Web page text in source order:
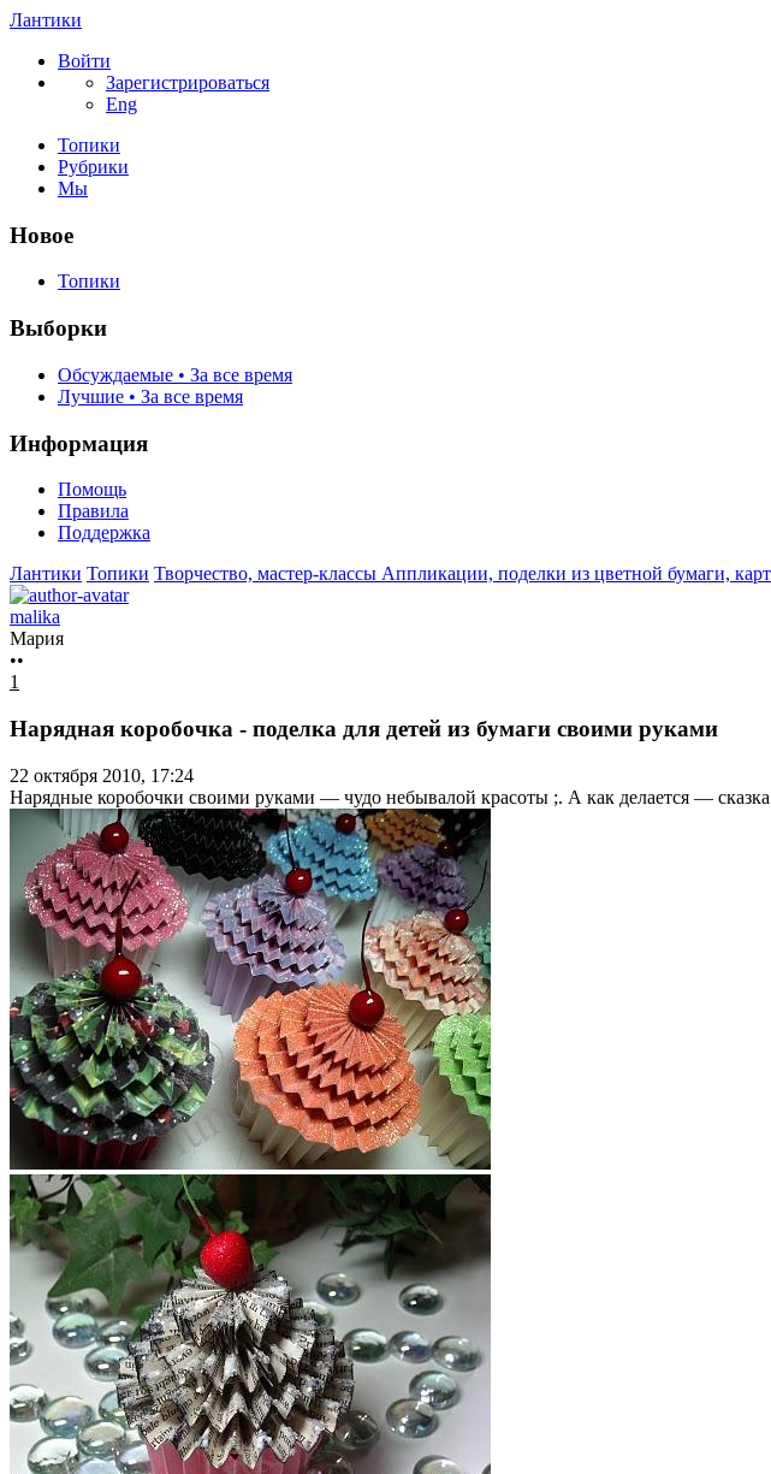
Лантики
Войти
Зарегистрироваться
Eng
Топики
Рубрики
Мы
Новое
Топики
Выборки
Обсуждаемые • За все время
Лучшие • За все время
Информация
Помощь
Правила
Поддержка
Лантики Топики Творчество, мастер-классы Аппликации, поделки из цветной бумаги,
malika
Мария
••
1
Нарядная коробочка - поделка для детей из бумаги своими руками
22 октября 2010, 17:24
Нарядные коробочки своими руками — чудо небывалой красоты ;. А как делается —